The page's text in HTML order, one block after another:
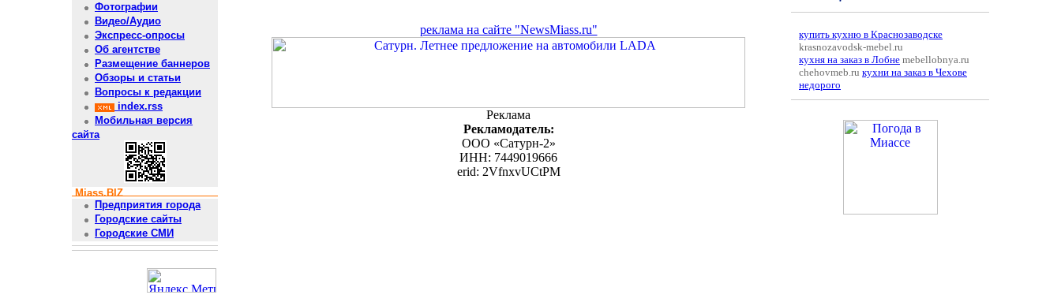
Фотографии
Видео/Аудио
Экспресс-опросы
Об агентстве
Размещение баннеров
Обзоры и статьи
Вопросы к редакции
index.rss
Мобильная версия
сайта
Miass.BIZ
Предприятия города
Городские сайты
Городские СМИ
реклама на сайте "NewsMiass.ru"
Реклама
Рекламодатель:
ООО «Сатурн-2»
ИНН: 7449019666
erid: 2VfnxvUCtPM
купить кухню в Краснозаводске
krasnozavodsk-mebel.ru
кухня на заказ в Лобне mebellobnya.ru
chehovmeb.ru кухни на заказ в Чехове
недорого